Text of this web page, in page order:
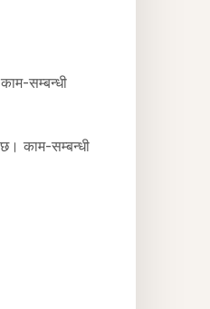
सम्बन्धी
काम-सम्बन्धी